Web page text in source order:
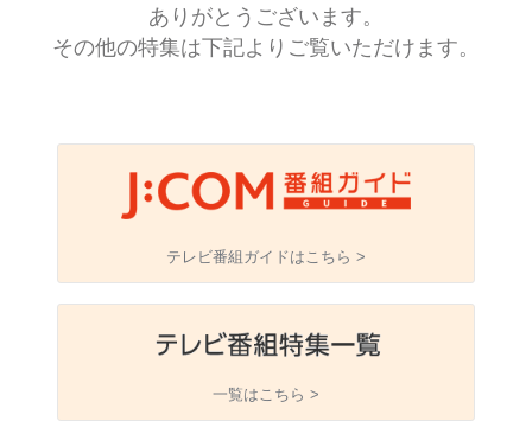
ウェブメール マガジン
ありがとうございます。
その他の特集は下記よりご覧いただけます。
テレビ番組ガイドはこちら >
一覧はこちら >